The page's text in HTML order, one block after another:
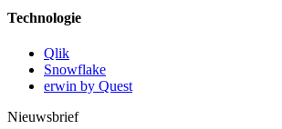
Technologie
Qlik
Snowflake
erwin by Quest
Nieuwsbrief